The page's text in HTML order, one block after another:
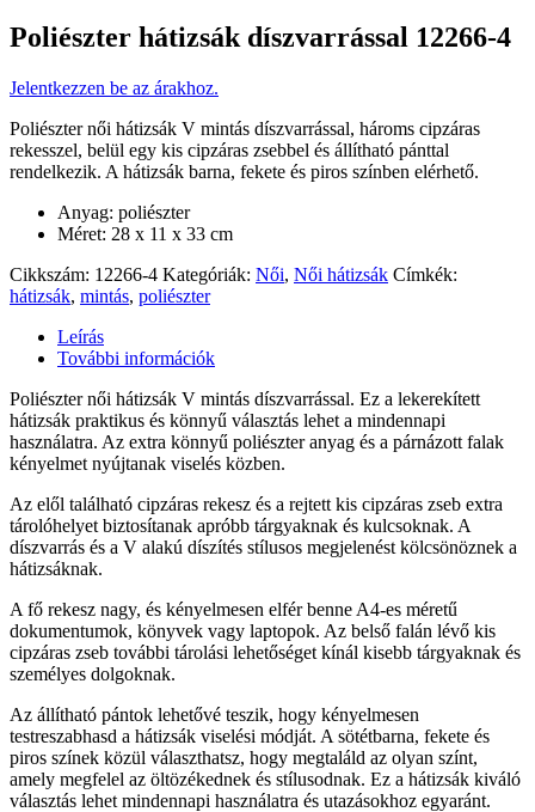
Poliészter hátizsák díszvarrással 12266-4
Jelentkezzen be az árakhoz.
Poliészter női hátizsák V mintás díszvarrással, hároms cipzáras
rekesszel, belül egy kis cipzáras zsebbel és állítható pánttal
rendelkezik. A hátizsák barna, fekete és piros színben elérhető.
Anyag: poliészter
Méret: 28 x 11 x 33 cm
Cikkszám: 12266-4 Kategóriák: Női, Női hátizsák Címkék:
hátizsák, mintás, poliészter
Leírás
További információk
Poliészter női hátizsák V mintás díszvarrással. Ez a lekerekített
hátizsák praktikus és könnyű választás lehet a mindennapi
használatra. Az extra könnyű poliészter anyag és a párnázott falak
kényelmet nyújtanak viselés közben.
Az elől található cipzáras rekesz és a rejtett kis cipzáras zseb extra
tárolóhelyet biztosítanak apróbb tárgyaknak és kulcsoknak. A
díszvarrás és a V alakú díszítés stílusos megjelenést kölcsönöznek a
hátizsáknak.
A fő rekesz nagy, és kényelmesen elfér benne A4-es méretű
dokumentumok, könyvek vagy laptopok. Az belső falán lévő kis
cipzáras zseb további tárolási lehetőséget kínál kisebb tárgyaknak és
személyes dolgoknak.
Az állítható pántok lehetővé teszik, hogy kényelmesen
testreszabhasd a hátizsák viselési módját. A sötétbarna, fekete és
piros színek közül választhatsz, hogy megtaláld az olyan színt,
amely megfelel az öltözékednek és stílusodnak. Ez a hátizsák kiváló
választás lehet mindennapi használatra és utazásokhoz egyaránt.